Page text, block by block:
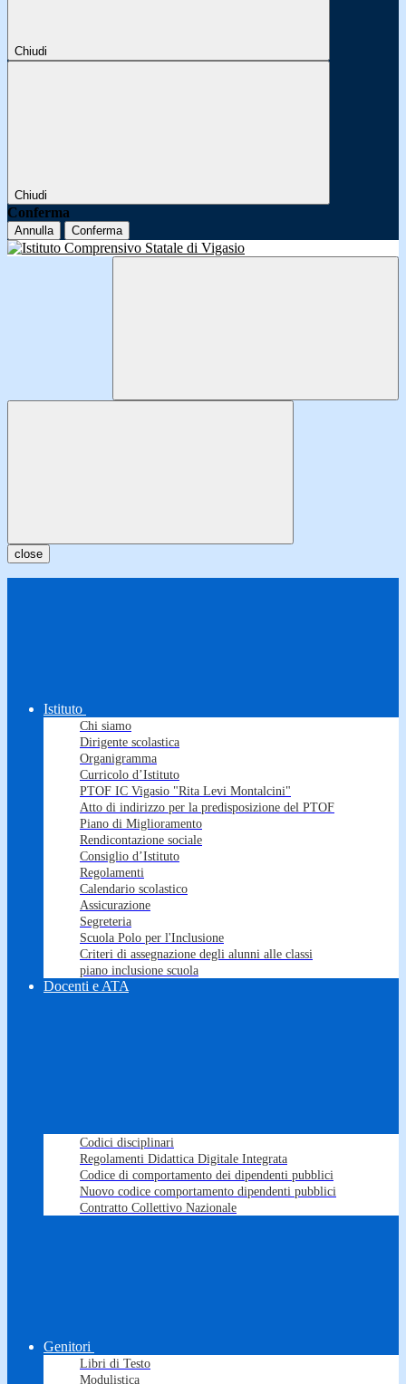
Chiudi
Chiudi
Conferma
Annulla Conferma
close
Istituto
Chi siamo
Dirigente scolastica
Organigramma
Curricolo d’Istituto
PTOF IC Vigasio "Rita Levi Montalcini"
Atto di indirizzo per la predisposizione del PTOF
Piano di Miglioramento
Rendicontazione sociale
Consiglio d’Istituto
Regolamenti
Calendario scolastico
Assicurazione
Segreteria
Scuola Polo per l'Inclusione
Criteri di assegnazione degli alunni alle classi
piano inclusione scuola
Docenti e ATA
Codici disciplinari
Regolamenti Didattica Digitale Integrata
Codice di comportamento dei dipendenti pubblici
Nuovo codice comportamento dipendenti pubblici
Contratto Collettivo Nazionale
Genitori
Libri di Testo
Modulistica